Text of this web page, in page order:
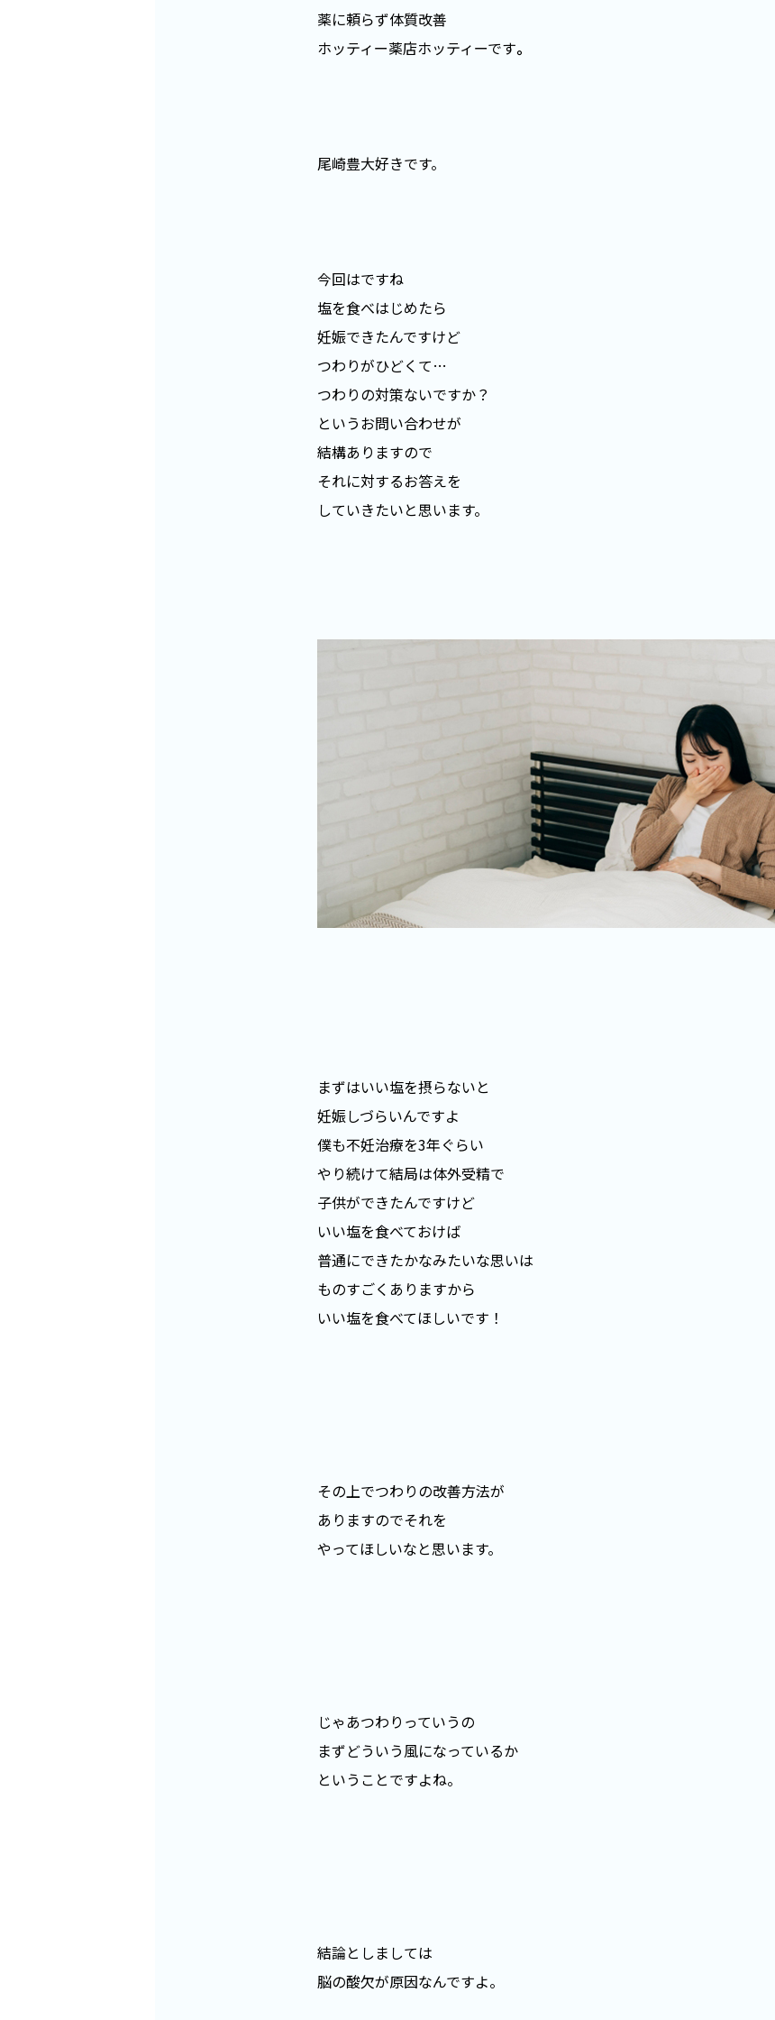
薬に頼らず体質改善
ホッティー薬店ホッティーです。
尾崎豊大好きです。
今回はですね
塩を食べはじめたら
妊娠できたんですけど
つわりがひどくて…
つわりの対策ないですか？
というお問い合わせが
結構ありますので
それに対するお答えを
していきたいと思います。
まずはいい塩を摂らないと
妊娠しづらいんですよ
僕も不妊治療を3年ぐらい
やり続けて結局は体外受精で
子供ができたんですけど
いい塩を食べておけば
普通にできたかなみたいな思いは
ものすごくありますから
いい塩を食べてほしいです！
その上でつわりの改善方法が
ありますのでそれを
やってほしいなと思います。
じゃあつわりっていうの
まずどういう風になっているか
ということですよね。
結論としましては
脳の酸欠が原因なんですよ。